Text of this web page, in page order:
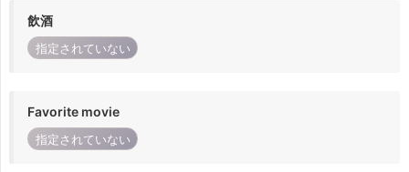
飲酒
指定されていない
Favorite movie
指定されていない